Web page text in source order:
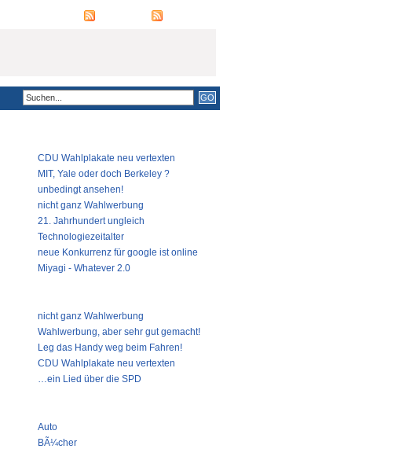
CDU Wahlplakate neu vertexten
MIT, Yale oder doch Berkeley ?
unbedingt ansehen!
nicht ganz Wahlwerbung
21. Jahrhundert ungleich
Technologiezeitalter
neue Konkurrenz für google ist online
Miyagi - Whatever 2.0
nicht ganz Wahlwerbung
Wahlwerbung, aber sehr gut gemacht!
Leg das Handy weg beim Fahren!
CDU Wahlplakate neu vertexten
…ein Lied über die SPD
Auto
BÃ¼cher